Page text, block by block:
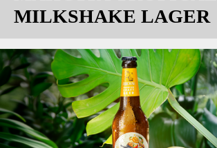
MILKSHAKE LAGER